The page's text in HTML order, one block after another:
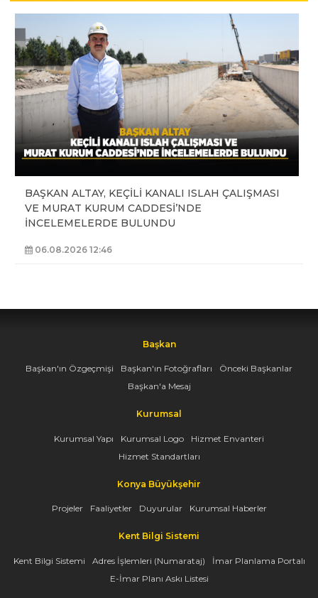
BAŞKAN ALTAY, KEÇİLİ KANALI ISLAH ÇALIŞMASI
VE MURAT KURUM CADDESİ’NDE
İNCELEMELERDE BULUNDU
06.08.2026 12:46
Başkan
Başkan'ın Özgeçmişi Başkan'ın Fotoğrafları
Önceki Başkanlar
Başkan'a Mesaj
Kurumsal
Kurumsal Yapı Kurumsal Logo
Hizmet Envanteri
Hizmet Standartları
Konya Büyükşehir
Projeler Faaliyetler Duyurular Kurumsal Haberler
Kent Bilgi Sistemi
Kent Bilgi Sistemi Adres İşlemleri (Numarataj)
İmar Planlama Portalı
E-İmar Planı Askı Listesi